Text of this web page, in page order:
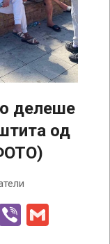
делеше
од
Viber